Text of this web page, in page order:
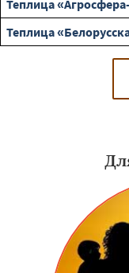
Теплица
Теплица